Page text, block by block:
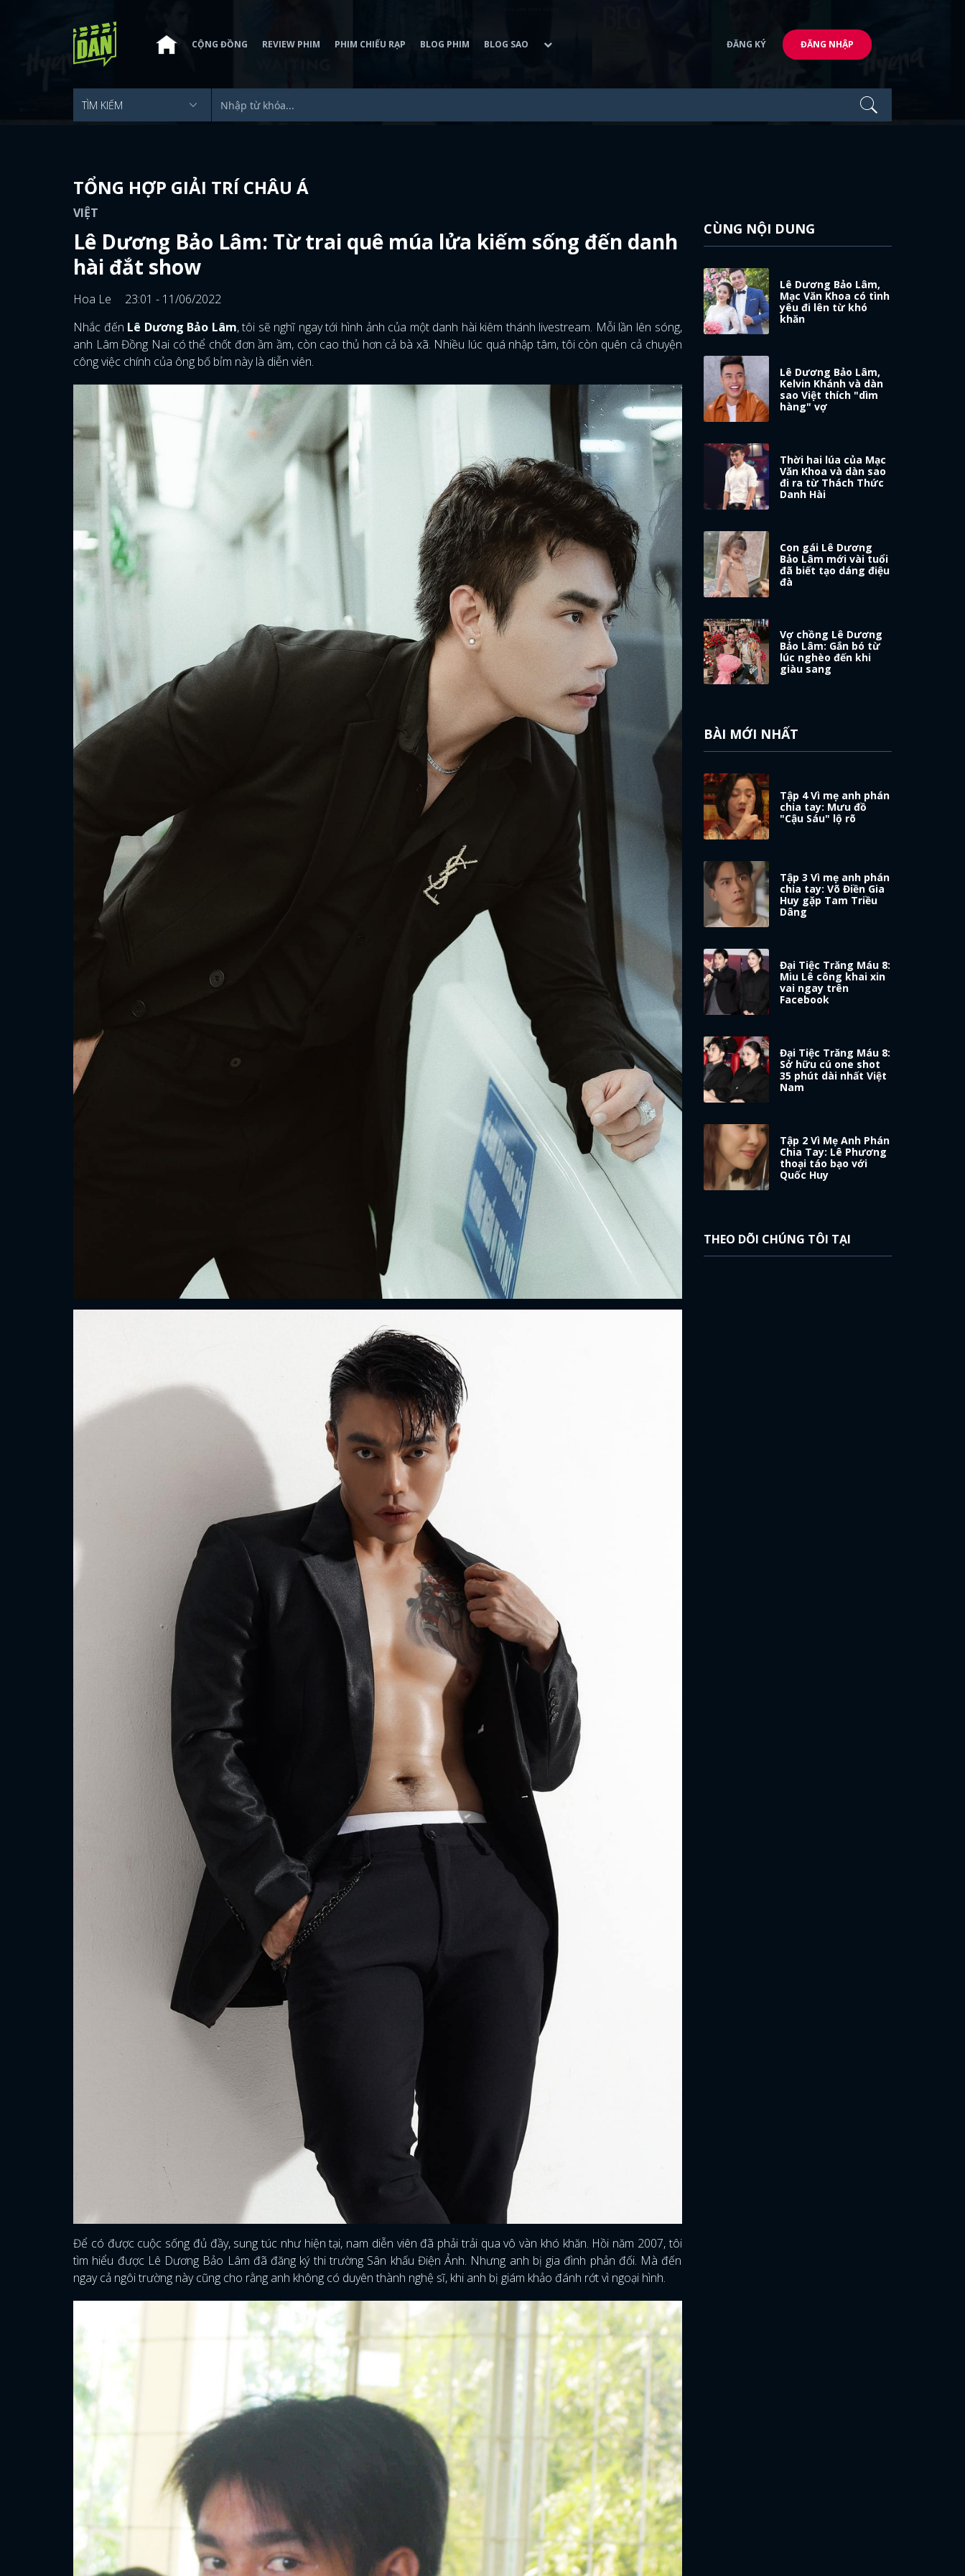
ĐĂNG NHẬP
FACEBOOK GOOGLE
CỘNG ĐỒNG REVIEW PHIM PHIM CHIẾU RẠP BLOG PHIM BLOG SAO ĐĂNG KÝ ĐĂNG NHẬP
TỔNG HỢP GIẢI TRÍ CHÂU Á
VIỆT
Lê Dương Bảo Lâm: Từ trai quê múa lửa kiếm sống đến danh
hài đắt show
Hoa Le
23:01 - 11/06/2022
Nhắc đến Lê Dương Bảo Lâm, tôi sẽ nghĩ ngay tới hình ảnh của một danh hài kiêm thánh livestream. Mỗi lần lên sóng,
anh Lâm Đồng Nai có thể chốt đơn ầm ầm, còn cao thủ hơn cả bà xã. Nhiều lúc quá nhập tâm, tôi còn quên cả chuyện
công việc chính của ông bố bỉm này là diễn viên.
Để có được cuộc sống đủ đầy, sung túc như hiện tại, nam diễn viên đã phải trải qua vô vàn khó khăn. Hồi năm 2007, tôi
tìm hiểu được Lê Dương Bảo Lâm đã đăng ký thi trường Sân khấu Điện Ảnh. Nhưng anh bị gia đình phản đối. Mà đến
ngay cả ngôi trường này cũng cho rằng anh không có duyên thành nghệ sĩ, khi anh bị giám khảo đánh rớt vì ngoại hình.
CÙNG NỘI DUNG
Lê Dương Bảo Lâm,
Mạc Văn Khoa có tình
yêu đi lên từ khó
khăn
Lê Dương Bảo Lâm,
Kelvin Khánh và dàn
sao Việt thích "dìm
hàng" vợ
Thời hai lúa của Mạc
Văn Khoa và dàn sao
đi ra từ Thách Thức
Danh Hài
Con gái Lê Dương
Bảo Lâm mới vài tuổi
đã biết tạo dáng điệu
đà
Vợ chồng Lê Dương
Bảo Lâm: Gắn bó từ
lúc nghèo đến khi
giàu sang
BÀI MỚI NHẤT
Tập 4 Vì mẹ anh phán
chia tay: Mưu đồ
"Cậu Sáu" lộ rõ
Tập 3 Vì mẹ anh phán
chia tay: Võ Điền Gia
Huy gặp Tam Triều
Dâng
Đại Tiệc Trăng Máu 8:
Miu Lê công khai xin
vai ngay trên
Facebook
Đại Tiệc Trăng Máu 8:
Sở hữu cú one shot
35 phút dài nhất Việt
Nam
Tập 2 Vì Mẹ Anh Phán
Chia Tay: Lê Phương
thoại táo bạo với
Quốc Huy
THEO DÕI CHÚNG TÔI TẠI